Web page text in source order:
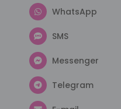
WhatsApp
SMS
Messenger
Telegram